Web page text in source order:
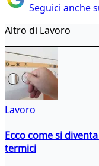
Seguici anche
Altro di Lavoro
Lavoro
Ecco come si
termici